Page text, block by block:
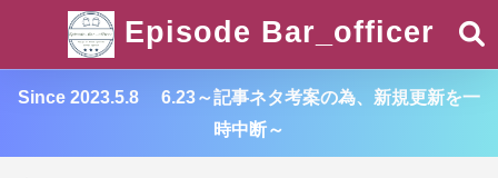
Episode Bar_officer
Since 2023.5.8 6.23～記事ネタ考案の為、新規更新を一
時中断～